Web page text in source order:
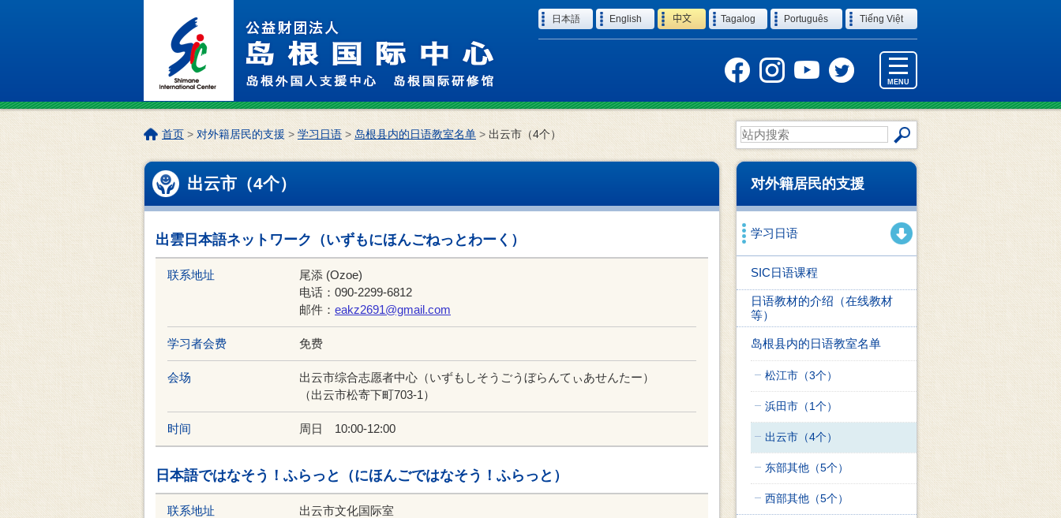
Language
日本語 English 中文 Tagalog Português Tiếng Việt
MENU
站
内
搜
本
位
置:
首页> 对外籍居民的支援 > 学习日语 > 岛根县内的日语教室名单> 出云市（4个）
出云市（4个）
出雲日本語ネットワーク（いずもにほんごねっとわーく）
联系地址
尾添 (Ozoe)
电话：090-2299-6812
邮件： eakz2691@gmail.com
学习者会费 免费
会场
出云市综合志愿者中心（いずもしそうごうぼらんてぃあせんたー）
（出云市松寄下町703-1）
时间 周日 10:00-12:00
日本語ではなそう！ふらっと（にほんごではなそう！ふらっと）
联系地址
出云市文化国际室
对外籍居民的支援
学习日语
SIC日语课程
日语教材的介绍（在线教材
等）
岛根县内的日语教室名单
松江市（3个）
浜田市（1个）
出云市（4个）
东部其他（5个）
西部其他（5个）